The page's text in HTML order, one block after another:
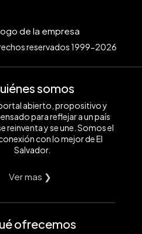
reservados 1999-2026
somos
abierto, propositivo y
para reflejar a un país
reinventa y se une. Somos el
con lo mejor de El
Salvador.
Ver mas ❯
ofrecemos